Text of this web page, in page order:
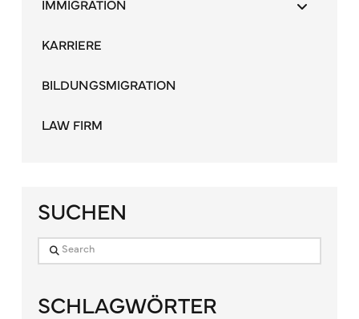
IMMIGRATION
KARRIERE
BILDUNGSMIGRATION
LAW FIRM
SUCHEN
Search
SCHLAGWÖRTER